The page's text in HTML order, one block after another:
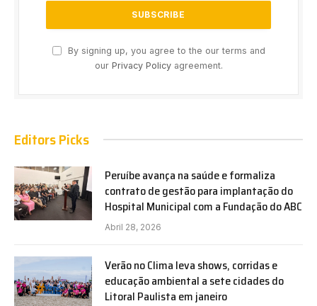
By signing up, you agree to the our terms and
our Privacy Policyagreement.
Editors Picks
Peruíbe avança na saúde e formaliza
contrato de gestão para implantação do
Hospital Municipal com a Fundação do ABC
Abril 28, 2026
Verão no Clima leva shows, corridas e
educação ambiental a sete cidades do
Litoral Paulista em janeiro